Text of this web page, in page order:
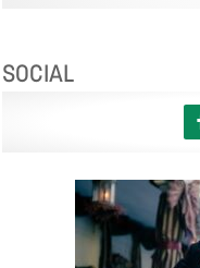
SOCIAL